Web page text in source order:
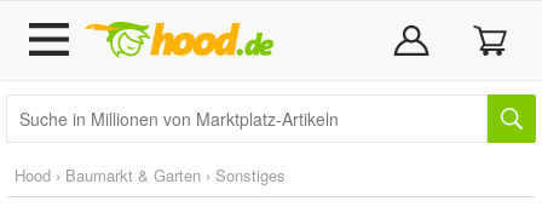
Hood › Baumarkt & Garten › Sonstiges